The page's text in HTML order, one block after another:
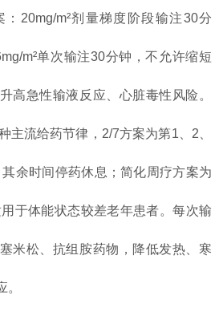
20mg/m²剂量梯度阶段输注30分
m²单次输注30分钟，不允许缩短
高急性输液反应、心脏毒性风险。
主流给药节律，2/7方案为第1、2、
余时间停药休息；简化周疗方案为
于体能状态较差老年患者。每次输
米松、抗组胺药物，降低发热、寒